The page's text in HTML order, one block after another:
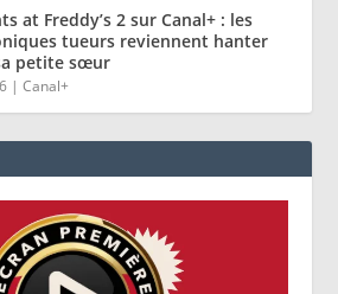
at Freddy’s 2 sur Canal+ : les
tueurs reviennent hanter
petite sœur
|Canal+